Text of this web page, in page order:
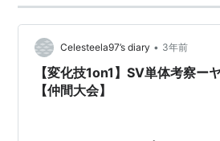
あれば考察する 挑発などで相手に
Celesteela97’s diary • 3年前
【変化技1on1】SV単体考察ー
【仲間大会】